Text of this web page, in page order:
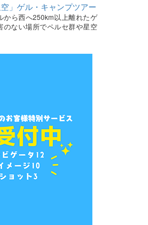
」ゲル・キャンプツアー
から西へ250km以上離れたゲ
のない場所でペルセ群や星空